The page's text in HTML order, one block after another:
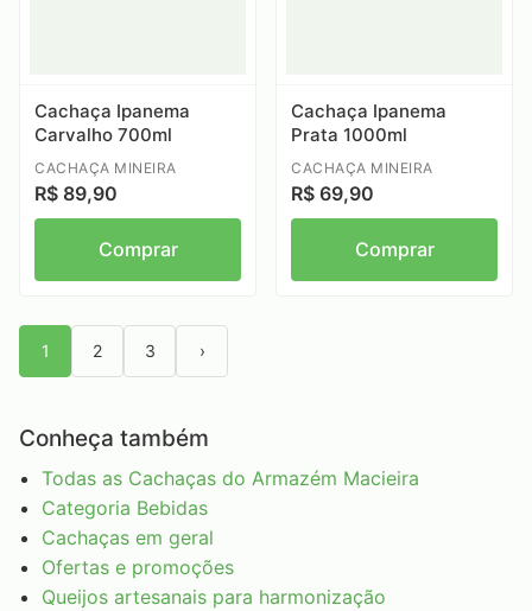
Cachaça Ipanema
Carvalho 700ml
CACHAÇA MINEIRA
R$ 89,90
Comprar
Cachaça Ipanema
Prata 1000ml
CACHAÇA MINEIRA
R$ 69,90
Comprar
1 2 3 ›
Conheça também
Todas as Cachaças do Armazém Macieira
Categoria Bebidas
Cachaças em geral
Ofertas e promoções
Queijos artesanais para harmonização